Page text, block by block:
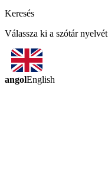
Keresés
Válassza ki a szótár nyelvét
angolEnglish